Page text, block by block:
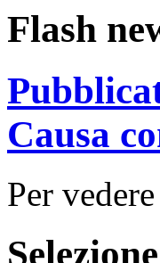
Flash
Causa
Per